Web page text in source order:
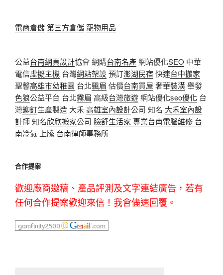
電商倉儲第三方倉儲寵物用品
公益台南網頁設計協會 網購台南名產網站優化SEO 中華
電信虛擬主機 台灣網站架設預訂澎湖民宿 快速台中搬家
聖馨高雄市幼稚園 台北飄眉 估價台南買屋 奢華裝潢舉發
色狼公益平台 台北霧眉 高級台灣旅遊網站優化seo優化 台
灣鉚釘生產製造 大禾高雄室內設計公司 知名 大禾室內設
計師 知名欣欣搬家公司 臉舒生活家 專業台南電腦維修 台
南冷氣 上騰 台南律師事務所
合作提案
歡迎廠商邀稿、產品評測及文字連結廣告，若有
任何合作提案歡迎來信！我會儘速回覆。